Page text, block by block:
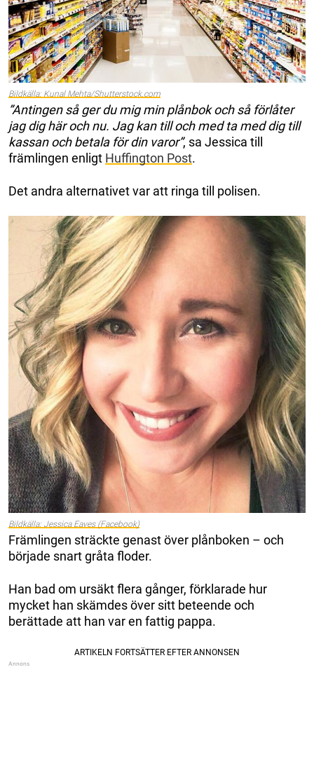
Bildkälla: Kunal Mehta/Shutterstock.com
”Antingen så ger du mig min plånbok och så förlåter
jag dig här och nu. Jag kan till och med ta med dig till
kassan och betala för din varor”, sa Jessica till
främlingen enligt Huffington Post.
Det andra alternativet var att ringa till polisen.
Bildkälla: Jessica Eaves (Facebook)
Främlingen sträckte genast över plånboken – och
började snart gråta floder.
Han bad om ursäkt flera gånger, förklarade hur
mycket han skämdes över sitt beteende och
berättade att han var en fattig pappa.